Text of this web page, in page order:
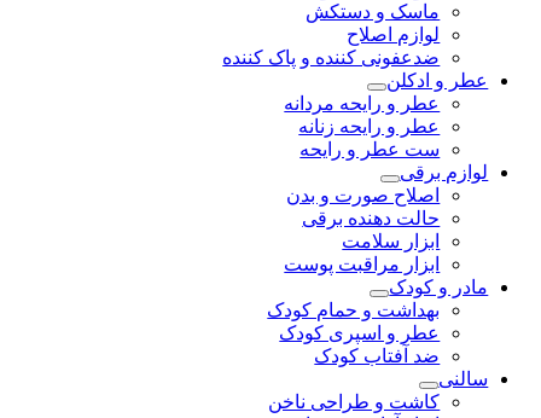
ماسک و دستکش
لوازم اصلاح
ضدعفونی کننده و پاک کننده
عطر و ادکلن
عطر و رایحه مردانه
عطر و رایحه زنانه
ست عطر و رایحه
لوازم برقی
اصلاح صورت و بدن
حالت دهنده برقی
ابزار سلامت
ابزار مراقبت پوست
مادر و کودک
بهداشت و حمام کودک
عطر و اسپری کودک
ضد آفتاب کودک
سالنی
کاشت و طراحی ناخن